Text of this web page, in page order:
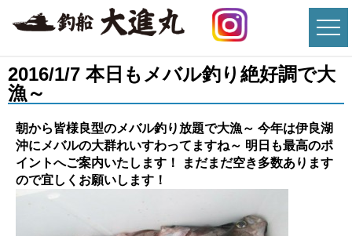
2016/1/7 本日もメバル釣り絶好調で大
漁～
朝から皆様良型のメバル釣り放題で大漁～ 今年は伊良湖
沖にメバルの大群れいすわってますね～ 明日も最高のポ
イントへご案内いたします！ まだまだ空き多数あります
ので宜しくお願いします！